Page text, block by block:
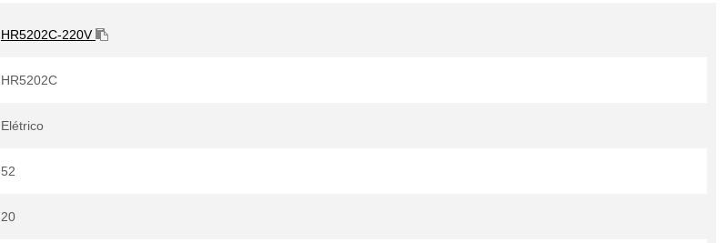
HR5202C-220V
HR5202C
Elétrico
52
20